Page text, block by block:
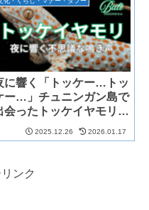
に響く「トッケー…トッ
ー…」チュニンガン島で
会ったトッケイヤモリの
態と不思議な鳴き声
2025.12.26 2026.01.17
ンク